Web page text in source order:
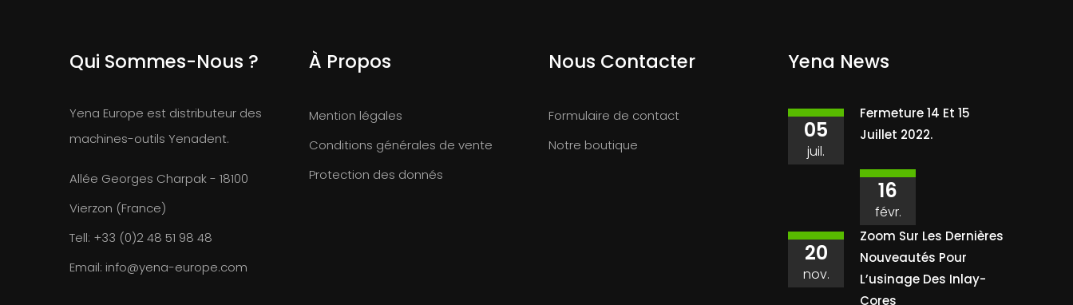
Qui Sommes-Nous ?
Yena Europe est distributeur des
machines-outils Yenadent.
Allée Georges Charpak - 18100
Vierzon (France)
Tell: +33 (0)2 48 51 98 48
Email: info@yena-europe.com
À Propos
Mention légales
Conditions générales de vente
Protection des donnés
Nous Contacter
Formulaire de contact
Notre boutique
Yena News
05
juil.
Fermeture 14 Et 15
Juillet 2022.
16
févr.
Zoom Sur Les Dernières
Nouveautés Pour
L’usinage Des Inlay-
Cores
20
nov.